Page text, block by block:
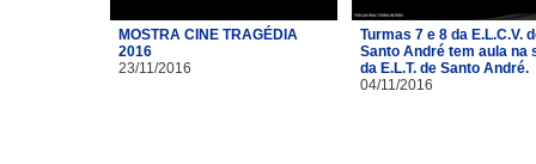
MOSTRA CINE TRAGÉDIA
2016
23/11/2016
Turmas 7 e 8 da E.L.C.V.
Santo André tem aula na
da E.L.T. de Santo André.
04/11/2016